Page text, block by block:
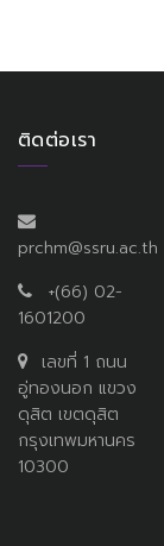
ติดต่อเรา
prchm@ssru.ac.th
+(66) 02-
1601200
เลขที่ 1 ถนน
อู่ทองนอก แขวง
ดุสิต เขตดุสิต
กรุงเทพมหานคร
10300